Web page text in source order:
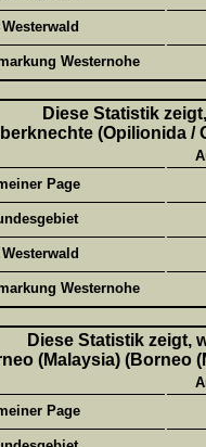
Westernohe
Diese Statistik
(Opilionida /
Page
Westernohe
Diese Statistik zeigt,
(Malaysia) (Borneo
Page